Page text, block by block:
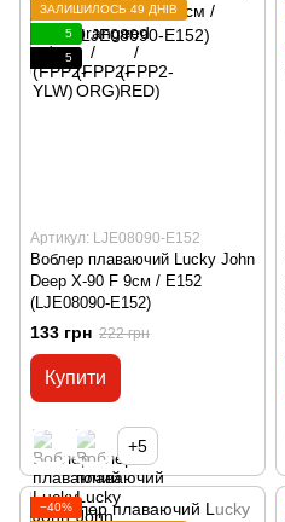
ЗАЛИШИЛОСЬ 49 ДНІВ
5
5
Артикул: LJE08090-E152
Воблер плаваючий Lucky John
Deep X-90 F 9см / E152
(LJE08090-E152)
133 грн 222 грн
Купити
+5
−40%